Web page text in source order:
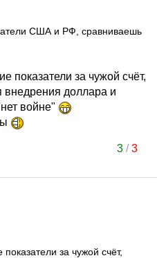
США и РФ, сравниваешь
показатели за чужой счёт,
внедрения доллара и
войне"
3/3
за чужой счёт,